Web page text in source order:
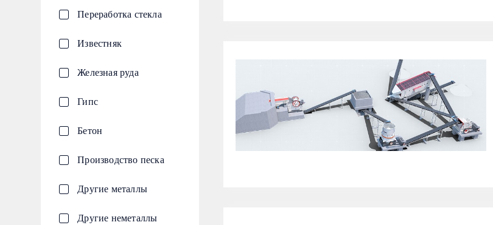
Переработка стекла
Известняк
Железная руда
Гипс
Бетон
Производство песка
Другие металлы
Другие неметаллы